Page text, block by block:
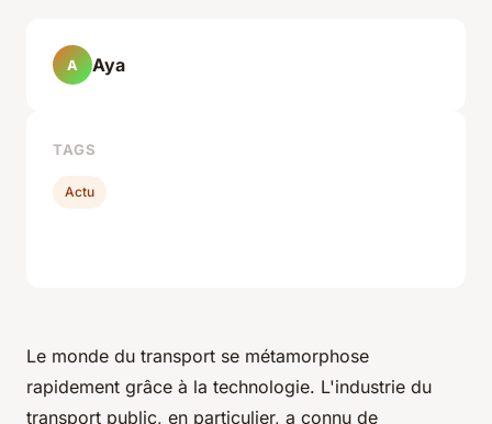
Le monde du transport se métamorphose
rapidement grâce à la technologie. L'industrie du
transport public, en particulier, a connu de
A Aya
TAGS
Actu